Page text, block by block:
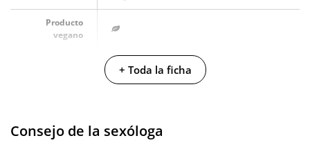
Producto
vegano
Garantías 3 años de garantía
+ Toda la ficha
Consejo de la sexóloga